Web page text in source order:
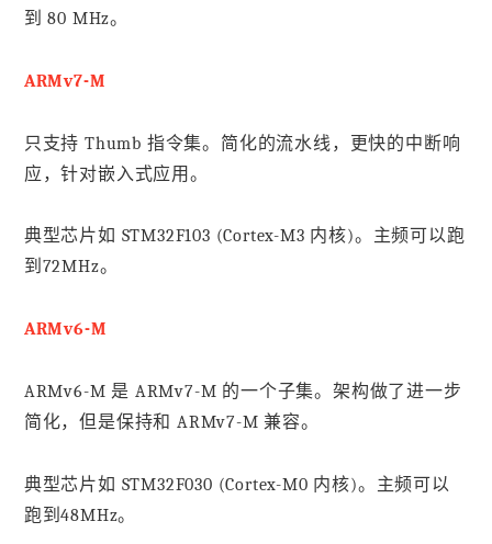
到 80 MHz。
ARMv7-M
只支持 Thumb 指令集。简化的流水线，更快的中断响
应，针对嵌入式应用。
典型芯片如 STM32F103 (Cortex-M3 内核)。主频可以跑
到72MHz。
ARMv6-M
ARMv6-M 是 ARMv7-M 的一个子集。架构做了进一步
简化，但是保持和 ARMv7-M 兼容。
典型芯片如 STM32F030 (Cortex-M0 内核)。主频可以
跑到48MHz。